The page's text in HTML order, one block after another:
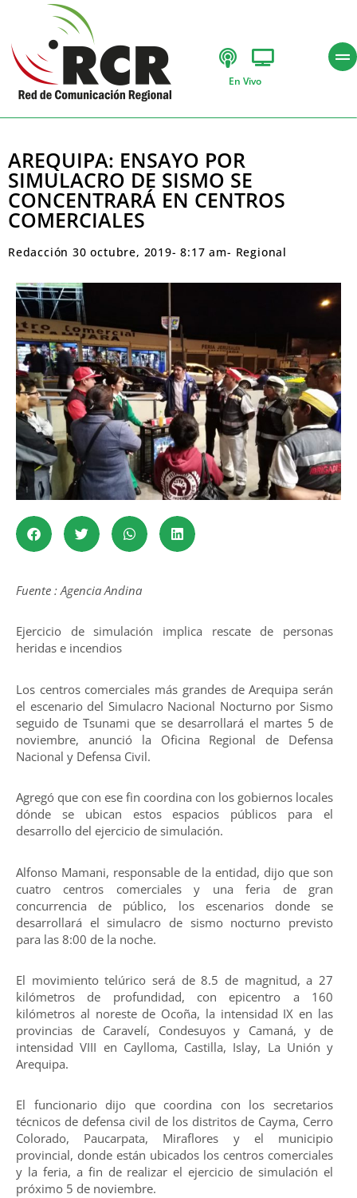
En Vivo
AREQUIPA: ENSAYO POR
SIMULACRO DE SISMO SE
CONCENTRARÁ EN CENTROS
COMERCIALES
Redacción 30 octubre, 2019- 8:17 am- Regional
Fuente : Agencia Andina
Ejercicio de simulación implica rescate de personas
heridas e incendios
Los centros comerciales más grandes de Arequipa serán
el escenario del Simulacro Nacional Nocturno por Sismo
seguido de Tsunami que se desarrollará el martes 5 de
noviembre, anunció la Oficina Regional de Defensa
Nacional y Defensa Civil.
Agregó que con ese fin coordina con los gobiernos locales
dónde se ubican estos espacios públicos para el
desarrollo del ejercicio de simulación.
Alfonso Mamani, responsable de la entidad, dijo que son
cuatro centros comerciales y una feria de gran
concurrencia de público, los escenarios donde se
desarrollará el simulacro de sismo nocturno previsto
para las 8:00 de la noche.
El movimiento telúrico será de 8.5 de magnitud, a 27
kilómetros de profundidad, con epicentro a 160
kilómetros al noreste de Ocoña, la intensidad IX en las
provincias de Caravelí, Condesuyos y Camaná, y de
intensidad VIII en Caylloma, Castilla, Islay, La Unión y
Arequipa.
El funcionario dijo que coordina con los secretarios
técnicos de defensa civil de los distritos de Cayma, Cerro
Colorado, Paucarpata, Miraflores y el municipio
provincial, donde están ubicados los centros comerciales
y la feria, a fin de realizar el ejercicio de simulación el
próximo 5 de noviembre.